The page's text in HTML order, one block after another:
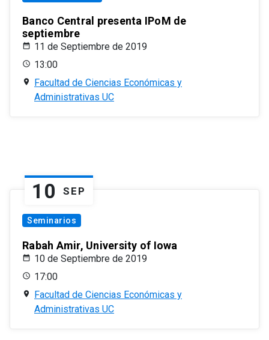
Banco Central presenta IPoM de
septiembre
11 de Septiembre de 2019
13:00
Facultad de Ciencias Económicas y
Administrativas UC
10 SEP
Seminarios
Rabah Amir, University of Iowa
10 de Septiembre de 2019
17:00
Facultad de Ciencias Económicas y
Administrativas UC